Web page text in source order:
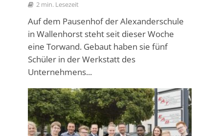
2 min. Lesezeit
Auf dem Pausenhof der Alexanderschule
in Wallenhorst steht seit dieser Woche
eine Torwand. Gebaut haben sie fünf
Schüler in der Werkstatt des
Unternehmens...